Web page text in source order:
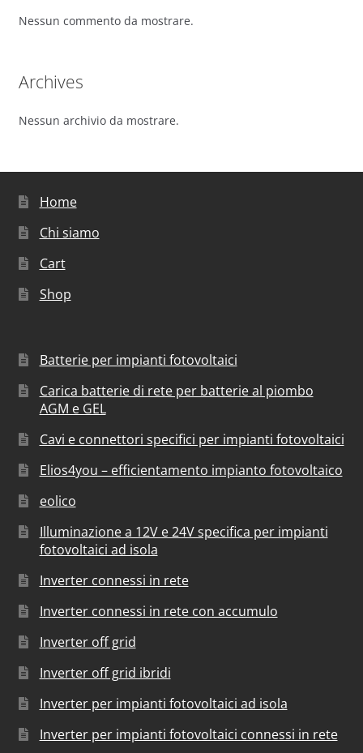
Nessun commento da mostrare.
Archives
Nessun archivio da mostrare.
Home
Chi siamo
Cart
Shop
Batterie per impianti fotovoltaici
Carica batterie di rete per batterie al piombo
AGM e GEL
Cavi e connettori specifici per impianti fotovoltaici
Elios4you – efficientamento impianto fotovoltaico
eolico
Illuminazione a 12V e 24V specifica per impianti
fotovoltaici ad isola
Inverter connessi in rete
Inverter connessi in rete con accumulo
Inverter off grid
Inverter off grid ibridi
Inverter per impianti fotovoltaici ad isola
Inverter per impianti fotovoltaici connessi in rete